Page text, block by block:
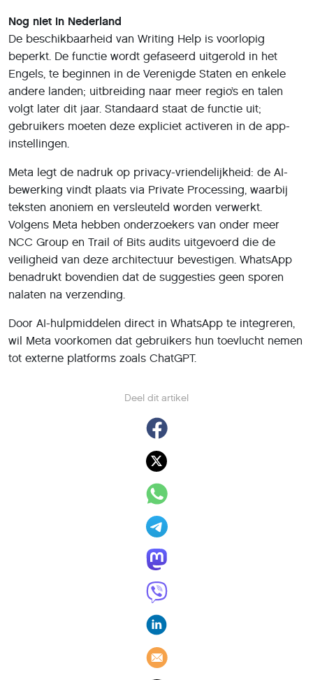
Deel dit artikel
Nog niet in Nederland
De beschikbaarheid van Writing Help is voorlopig
beperkt. De functie wordt gefaseerd uitgerold in het
Engels, te beginnen in de Verenigde Staten en enkele
andere landen; uitbreiding naar meer regio’s en talen
volgt later dit jaar. Standaard staat de functie uit;
gebruikers moeten deze expliciet activeren in de app-
instellingen.
Meta legt de nadruk op privacy-vriendelijkheid: de AI-
bewerking vindt plaats via Private Processing, waarbij
teksten anoniem en versleuteld worden verwerkt.
Volgens Meta hebben onderzoekers van onder meer
NCC Group en Trail of Bits audits uitgevoerd die de
veiligheid van deze architectuur bevestigen. WhatsApp
benadrukt bovendien dat de suggesties geen sporen
nalaten na verzending.
Door AI-hulpmiddelen direct in WhatsApp te integreren,
wil Meta voorkomen dat gebruikers hun toevlucht nemen
tot externe platforms zoals ChatGPT.